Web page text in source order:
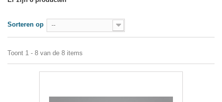
Sorteren op --
Toont 1 - 8 van de 8 items